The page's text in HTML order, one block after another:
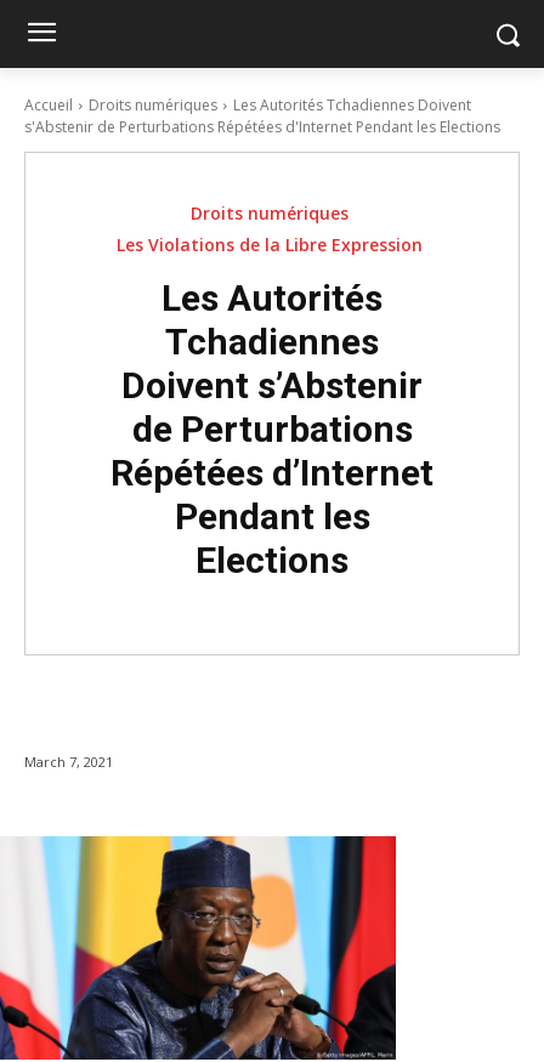
Accueil Droits numériques
Les Autorités Tchadiennes Doivent
s'Abstenir de Perturbations Répétées d'Internet Pendant les Elections
Droits numériques
Les Violations de la Libre Expression
Les Autorités
Tchadiennes
Doivent s’Abstenir
de Perturbations
Répétées d’Internet
Pendant les
Elections
March 7, 2021